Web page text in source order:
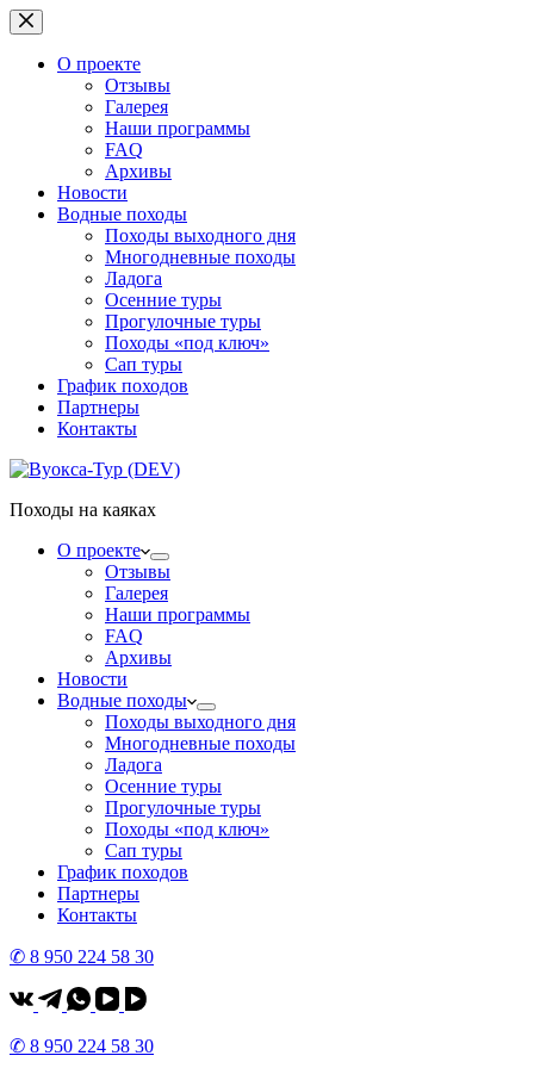
Перейти
к
сути
О проекте
Отзывы
Галерея
Наши программы
FAQ
Архивы
Новости
Водные походы
Походы выходного дня
Многодневные походы
Ладога
Осенние туры
Прогулочные туры
Походы «под ключ»
Сап туры
График походов
Партнеры
Контакты
Походы на каяках
О проекте
Отзывы
Галерея
Наши программы
FAQ
Архивы
Новости
Водные походы
Походы выходного дня
Многодневные походы
Ладога
Осенние туры
Прогулочные туры
Походы «под ключ»
Сап туры
График походов
Партнеры
Контакты
✆ 8 950 224 58 30
✆ 8 950 224 58 30